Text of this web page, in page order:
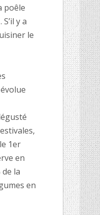
poêle
y a
le
1er
en
de la
en